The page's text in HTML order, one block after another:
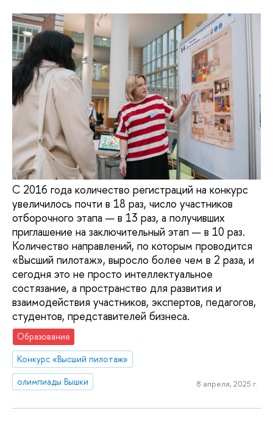
С 2016 года количество регистраций на конкурс
увеличилось почти в 18 раз, число участников
отборочного этапа — в 13 раз, а получивших
приглашение на заключительный этап — в 10 раз.
Количество направлений, по которым проводится
«Высший пилотаж», выросло более чем в 2 раза, и
сегодня это не просто интеллектуальное
состязание, а пространство для развития и
взаимодействия участников, экспертов, педагогов,
студентов, представителей бизнеса.
Образование
Конкурс «Высший пилотаж»
олимпиады Вышки
8 апреля, 2025 г.